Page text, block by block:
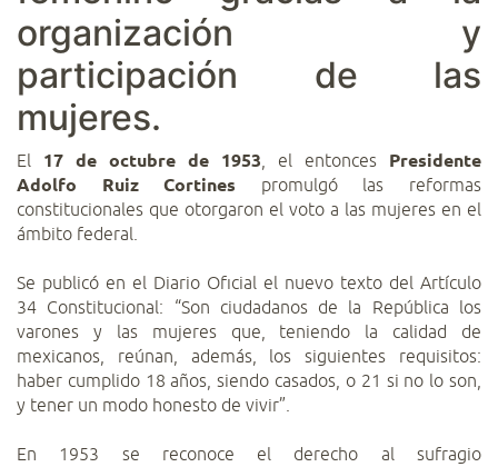
organización y
participación de las
mujeres.
El 17 de octubre de 1953 , el entonces Presidente
Adolfo Ruiz Cortines promulgó las reformas
constitucionales que otorgaron el voto a las mujeres en el
ámbito federal.
Se publicó en el Diario Oficial el nuevo texto del Artículo
34 Constitucional: “Son ciudadanos de la República los
varones y las mujeres que, teniendo la calidad de
mexicanos, reúnan, además, los siguientes requisitos:
haber cumplido 18 años, siendo casados, o 21 si no lo son,
y tener un modo honesto de vivir”.
En 1953 se reconoce el derecho al sufragio